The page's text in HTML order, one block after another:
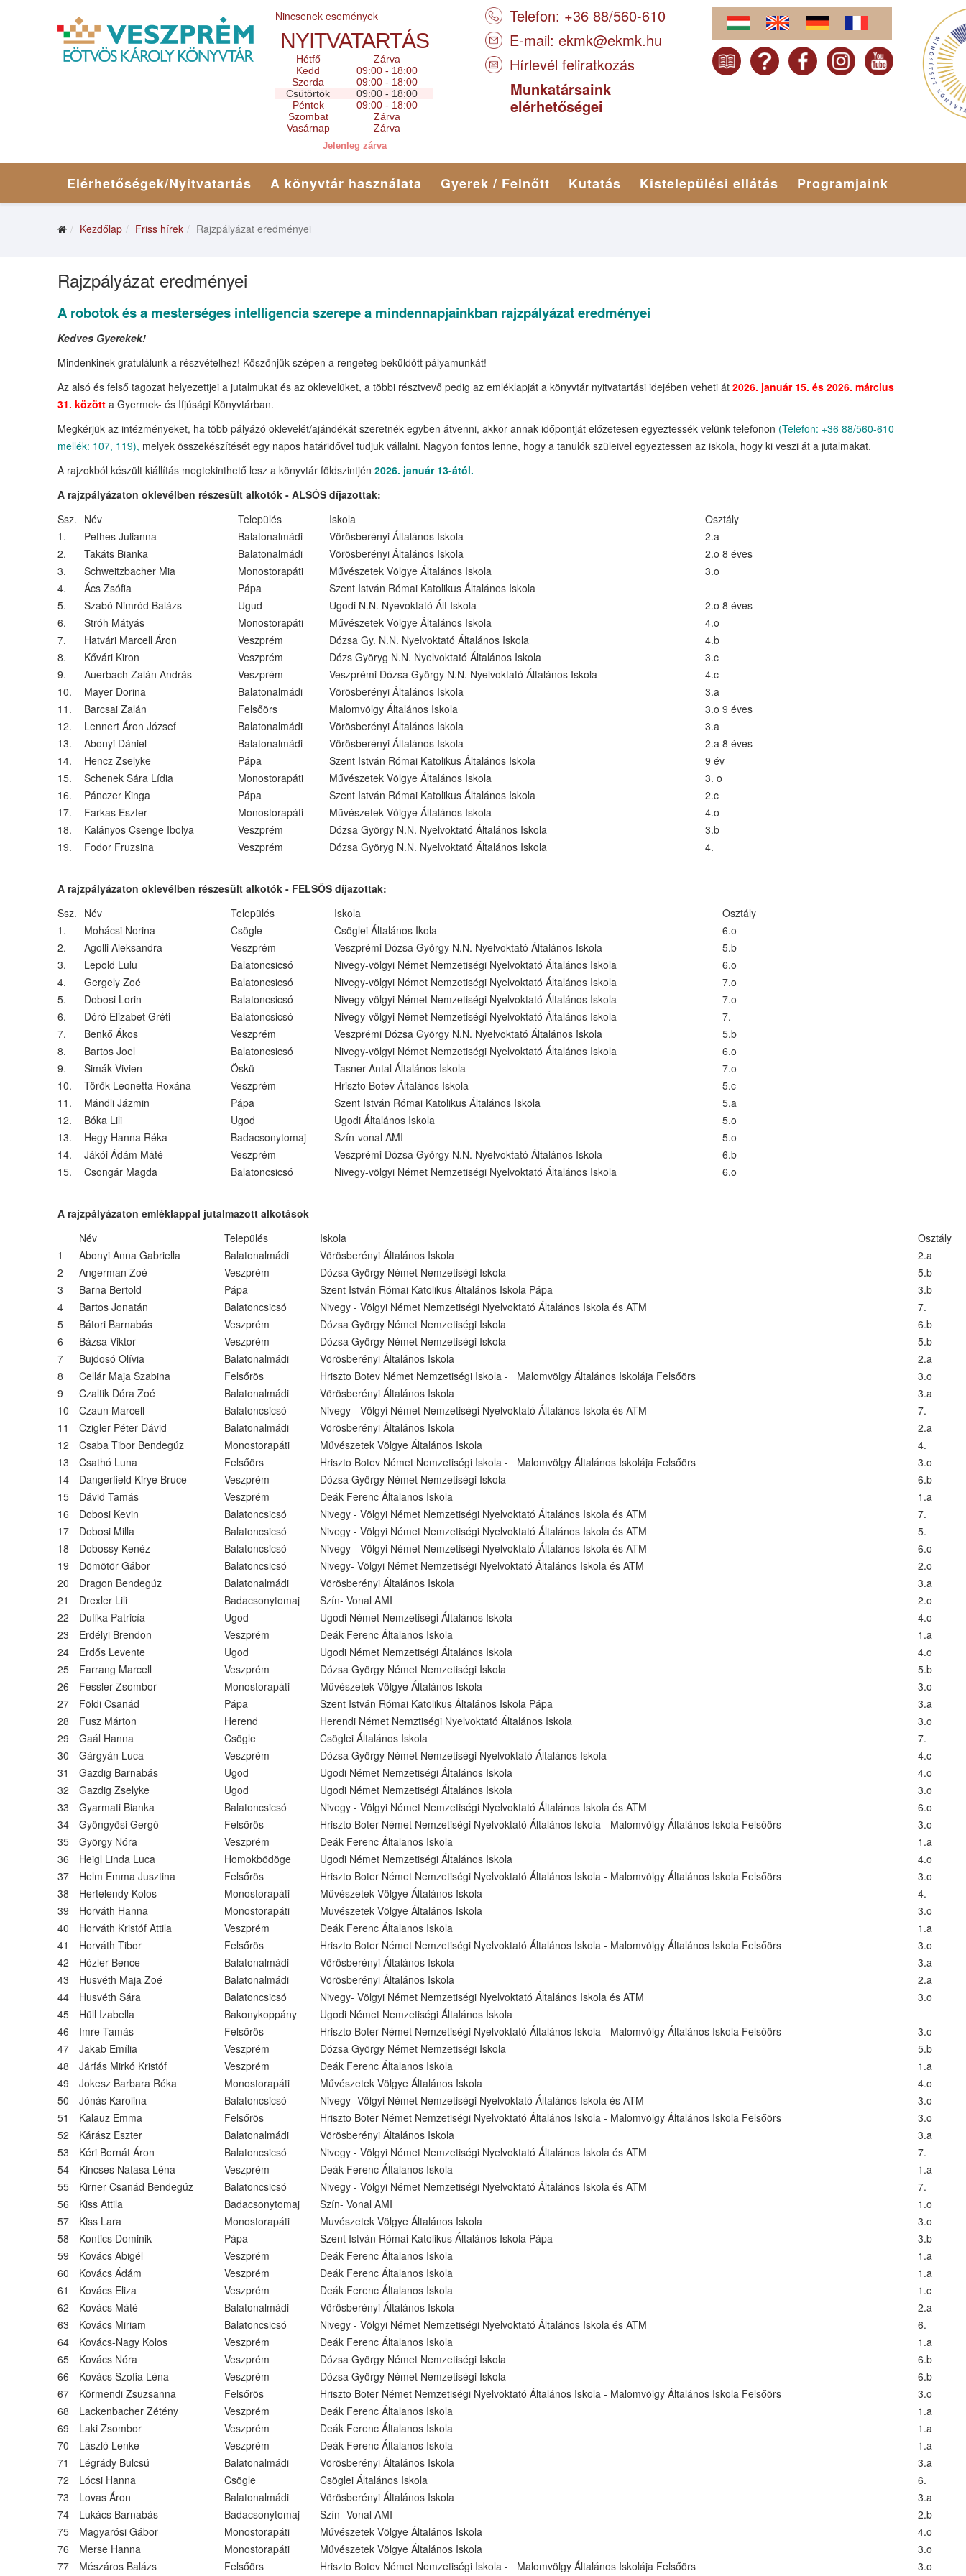
Nincsenek események
NYITVATARTÁS
Hétfő
Zárva
Kedd
09:00 - 18:00
Szerda
09:00 - 18:00
Csütörtök
09:00 - 18:00
Péntek
09:00 - 18:00
Szombat
Zárva
Vasárnap
Zárva
Jelenleg zárva
Telefon: +36 88/560-610
E-mail: ekmk@ekmk.hu
Hírlevél feliratkozás
Munkatársaink
elérhetőségei
Elérhetőségek/Nyitvatartás A könyvtár használata Gyerek / Felnőtt Kutatás Kistelepülési ellátás Programjaink
Kezdőlap Friss hírek Rajzpályázat eredményei
Rajzpályázat eredményei
A robotok és a mesterséges intelligencia szerepe a mindennapjainkban rajzpályázat eredményei
Kedves Gyerekek!
Mindenkinek gratulálunk a részvételhez! Köszönjük szépen a rengeteg beküldött pályamunkát!
Az alsó és felső tagozat helyezettjei a jutalmukat és az oklevelüket, a többi résztvevő pedig az emléklapját a könyvtár nyitvatartási idejében veheti át 2026. január 15. és 2026. március
31. közötta Gyermek- és Ifjúsági Könyvtárban.
Megkérjük az intézményeket, ha több pályázó oklevelét/ajándékát szeretnék egyben átvenni, akkor annak időpontját előzetesen egyeztessék velünk telefonon (Telefon: +36 88/560-610
mellék: 107, 119), melyek összekészítését egy napos határidővel tudjuk vállalni. Nagyon fontos lenne, hogy a tanulók szüleivel egyeztessen az iskola, hogy ki veszi át a jutalmakat.
A rajzokból készült kiállítás megtekinthető lesz a könyvtár földszintjén 2026. január 13-ától.
A rajzpályázaton oklevélben részesült alkotók - ALSÓS díjazottak:
Ssz. Név Település Iskola
Osztály
1.
Pethes Julianna Balatonalmádi Vörösberényi Általános Iskola
2.a
2.
Takáts Bianka Balatonalmádi Vörösberényi Általános Iskola
2.o 8 éves
3.
Schweitzbacher Mia Monostorapáti Művészetek Völgye Általános Iskola
3.o
4.
Ács Zsófia Pápa
Szent István Római Katolikus Általános Iskola
5.
Szabó Nimród Balázs Ugud Ugodi N.N. Nyevoktató Ált Iskola
2.o 8 éves
6.
Stróh Mátyás Monostorapáti Művészetek Völgye Általános Iskola
4.o
7.
Hatvári Marcell Áron Veszprém Dózsa Gy. N.N. Nyelvoktató Általános Iskola
4.b
8.
Kővári Kiron Veszprém Dózs Györyg N.N. Nyelvoktató Általános Iskola
3.c
9.
Auerbach Zalán András Veszprém Veszprémi Dózsa György N.N. Nyelvoktató Általános Iskola
4.c
10.
Mayer Dorina Balatonalmádi Vörösberényi Általános Iskola
3.a
11.
Barcsai Zalán Felsőörs Malomvölgy Általános Iskola
3.o 9 éves
12.
Lennert Áron József Balatonalmádi Vörösberényi Általános Iskola
3.a
13.
Abonyi Dániel Balatonalmádi Vörösberényi Általános Iskola
2.a 8 éves
14.
Hencz Zselyke Pápa Szent István Római Katolikus Általános Iskola
9 év
15.
Schenek Sára Lídia Monostorapáti Művészetek Völgye Általános Iskola
3. o
16.
Pánczer Kinga Pápa Szent István Római Katolikus Általános Iskola
2.c
17.
Farkas Eszter Monostorapáti Művészetek Völgye Általános Iskola
4.o
18.
Kalányos Csenge Ibolya Veszprém Dózsa György N.N. Nyelvoktató Általános Iskola
3.b
19.
Fodor Fruzsina Veszprém Dózsa Györyg N.N. Nyelvoktató Általános Iskola 4.
A rajzpályázaton oklevélben részesült alkotók - FELSŐS díjazottak:
Ssz. Név Település Iskola
Osztály
1.
Mohácsi Norina Csögle Csöglei Általános Ikola
6.o
2.
Agolli Aleksandra Veszprém Veszprémi Dózsa György N.N. Nyelvoktató Általános Iskola
5.b
3.
Lepold Lulu Balatoncsicsó Nivegy-völgyi Német Nemzetiségi Nyelvoktató Általános Iskola
6.o
4.
Gergely Zoé Balatoncsicsó Nivegy-völgyi Német Nemzetiségi Nyelvoktató Általános Iskola
7.o
5.
Dobosi Lorin Balatoncsicsó Nivegy-völgyi Német Nemzetiségi Nyelvoktató Általános Iskola
7.o
6.
Dóró Elizabet Gréti Balatoncsicsó Nivegy-völgyi Német Nemzetiségi Nyelvoktató Általános Iskola
7.
7.
Benkő Ákos Veszprém Veszprémi Dózsa György N.N. Nyelvoktató Általános Iskola
5.b
8.
Bartos Joel Balatoncsicsó Nivegy-völgyi Német Nemzetiségi Nyelvoktató Általános Iskola
6.o
9.
Simák Vivien Öskü Tasner Antal Általános Iskola
7.o
10.
Török Leonetta Roxána Veszprém Hriszto Botev Általános Iskola
5.c
11.
Mándli Jázmin Pápa Szent István Római Katolikus Általános Iskola
5.a
12.
Bóka Lili Ugod Ugodi Általános Iskola
5.o
13.
Hegy Hanna Réka Badacsonytomaj Szín-vonal AMI
5.o
14.
Jákói Ádám Máté Veszprém Veszprémi Dózsa György N.N. Nyelvoktató Általános Iskola
6.b
15.
Csongár Magda Balatoncsicsó Nivegy-völgyi Német Nemzetiségi Nyelvoktató Általános Iskola 6.o
A rajzpályázaton emléklappal jutalmazott alkotások
Név
Település Iskola
Osztály
1
Abonyi Anna Gabriella Balatonalmádi Vörösberényi Általános Iskola
2.a
2
Angerman Zoé Veszprém Dózsa György Német Nemzetiségi Iskola
5.b
3
Barna Bertold Pápa Szent István Római Katolikus Általános Iskola Pápa
3.b
4
Bartos Jonatán Balatoncsicsó Nivegy - Völgyi Német Nemzetiségi Nyelvoktató Általános Iskola és ATM
7.
5
Bátori Barnabás Veszprém Dózsa György Német Nemzetiségi Iskola
6.b
6
Bázsa Viktor Veszprém Dózsa György Német Nemzetiségi Iskola
5.b
7
Bujdosó Olívia Balatonalmádi Vörösberényi Általános Iskola
2.a
8
Cellár Maja Szabina Felsőrös Hriszto Botev Német Nemzetiségi Iskola - Malomvölgy Általános Iskolája Felsőörs
3.o
9
Czaltik Dóra Zoé Balatonalmádi Vörösberényi Általános Iskola
3.a
10
Czaun Marcell Balatoncsicsó Nivegy - Völgyi Német Nemzetiségi Nyelvoktató Általános Iskola és ATM
7.
11
Czigler Péter Dávid Balatonalmádi Vörösberényi Általános Iskola
2.a
12
Csaba Tibor Bendegúz Monostorapáti Művészetek Völgye Általános Iskola
4.
13
Csathó Luna Felsőörs Hriszto Botev Német Nemzetiségi Iskola - Malomvölgy Általános Iskolája Felsőörs
3.o
14
Dangerfield Kirye Bruce Veszprém Dózsa György Német Nemzetiségi Iskola
6.b
15
Dávid Tamás Veszprém Deák Ferenc Általanos Iskola
1.a
16
Dobosi Kevin Balatoncsicsó Nivegy - Völgyi Német Nemzetiségi Nyelvoktató Általános Iskola és ATM
7.
17
Dobosi Milla Balatoncsicsó Nivegy - Völgyi Német Nemzetiségi Nyelvoktató Általános Iskola és ATM
5.
18
Dobossy Kenéz Balatoncsicsó Nivegy - Völgyi Német Nemzetiségi Nyelvoktató Általános Iskola és ATM
6.o
19
Dömötör Gábor Balatoncsicsó Nivegy- Völgyi Német Nemzetiségi Nyelvoktató Általános Iskola és ATM
2.o
20
Dragon Bendegúz Balatonalmádi Vörösberényi Általános Iskola
3.a
21
Drexler Lili Badacsonytomaj Szín- Vonal AMI
2.o
22
Duffka Patricía Ugod Ugodi Német Nemzetiségi Általános Iskola
4.o
23
Erdélyi Brendon Veszprém Deák Ferenc Általanos Iskola
1.a
24
Erdős Levente Ugod Ugodi Német Nemzetiségi Általános Iskola
4.o
25
Farrang Marcell Veszprém Dózsa György Német Nemzetiségi Iskola
5.b
26
Fessler Zsombor Monostorapáti Művészetek Völgye Általános Iskola
3.o
27
Földi Csanád Pápa Szent István Római Katolikus Általános Iskola Pápa
3.a
28
Fusz Márton Herend Herendi Német Nemztiségi Nyelvoktató Általános Iskola
3.o
29
Gaál Hanna Csögle Csöglei Általános Iskola
7.
30
Gárgyán Luca Veszprém Dózsa György Német Nemzetiségi Nyelvoktató Általános Iskola
4.c
31
Gazdig Barnabás Ugod Ugodi Német Nemzetiségi Általános Iskola
4.o
32
Gazdig Zselyke Ugod Ugodi Német Nemzetiségi Általános Iskola
3.o
33
Gyarmati Bianka Balatoncsicsó Nivegy - Völgyi Német Nemzetiségi Nyelvoktató Általános Iskola és ATM
6.o
34
Gyöngyösi Gergő Felsőrös Hriszto Boter Német Nemzetiségi Nyelvoktató Általános Iskola - Malomvölgy Általános Iskola Felsőörs
3.o
35
György Nóra Veszprém Deák Ferenc Általanos Iskola
1.a
36
Heigl Linda Luca Homokbödöge Ugodi Német Nemzetiségi Általános Iskola
4.o
37
Helm Emma Jusztina Felsőrös Hriszto Boter Német Nemzetiségi Nyelvoktató Általános Iskola - Malomvölgy Általános Iskola Felsőörs
3.o
38
Hertelendy Kolos Monostorapáti Művészetek Völgye Általános Iskola
4.
39
Horváth Hanna Monostorapáti Muvészetek Völgye Általános Iskola
3.o
40
Horváth Kristóf Attila Veszprém Deák Ferenc Általanos Iskola
1.a
41
Horváth Tibor Felsőrös Hriszto Boter Német Nemzetiségi Nyelvoktató Általános Iskola - Malomvölgy Általános Iskola Felsőörs
3.o
42
Hózler Bence Balatonalmádi Vörösberényi Általános Iskola
3.a
43
Husvéth Maja Zoé Balatonalmádi Vörösberényi Általános Iskola
2.a
44
Husvéth Sára Balatoncsicsó Nivegy- Völgyi Német Nemzetiségi Nyelvoktató Általános Iskola és ATM
3.o
45
Hüll Izabella Bakonykoppány
Ugodi Német Nemzetiségi Általános Iskola
46
Imre Tamás Felsőrös Hriszto Boter Német Nemzetiségi Nyelvoktató Általános Iskola - Malomvölgy Általános Iskola Felsőörs
3.o
47
Jakab Emília Veszprém Dózsa György Német Nemzetiségi Iskola
5.b
48
Járfás Mirkó Kristóf Veszprém Deák Ferenc Általanos Iskola
1.a
49
Jokesz Barbara Réka Monostorapáti Művészetek Völgye Általános Iskola
4.o
50
Jónás Karolina Balatoncsicsó Nivegy- Völgyi Német Nemzetiségi Nyelvoktató Általános Iskola és ATM
3.o
51
Kalauz Emma Felsőrös Hriszto Boter Német Nemzetiségi Nyelvoktató Általános Iskola - Malomvölgy Általános Iskola Felsőörs
3.o
52
Kárász Eszter Balatonalmádi Vörösberényi Általános Iskola
3.a
53
Kéri Bernát Áron Balatoncsicsó Nivegy - Völgyi Német Nemzetiségi Nyelvoktató Általános Iskola és ATM
7.
54
Kincses Natasa Léna Veszprém Deák Ferenc Általanos Iskola
1.a
55
Kirner Csanád Bendegúz Balatoncsicsó Nivegy - Völgyi Német Nemzetiségi Nyelvoktató Általános Iskola és ATM
7.
56
Kiss Attila Badacsonytomaj Szín- Vonal AMI
1.o
57
Kiss Lara Monostorapáti Muvészetek Völgye Általános Iskola
3.o
58
Kontics Dominik Pápa Szent István Római Katolikus Általános Iskola Pápa
3.b
59
Kovács Abigél Veszprém Deák Ferenc Általanos Iskola
1.a
60
Kovács Ádám Veszprém Deák Ferenc Általanos Iskola
1.a
61
Kovács Eliza Veszprém Deák Ferenc Általanos Iskola
1.c
62
Kovács Máté Balatonalmádi Vörösberényi Általános Iskola
2.a
63
Kovács Miriam Balatoncsicsó Nivegy - Völgyi Német Nemzetiségi Nyelvoktató Általános Iskola és ATM
6.
64
Kovács-Nagy Kolos Veszprém Deák Ferenc Általanos Iskola
1.a
65
Kovács Nóra Veszprém Dózsa György Német Nemzetiségi Iskola
6.b
66
Kovács Szofia Léna Veszprém Dózsa György Német Nemzetiségi Iskola
6.b
67
Körmendi Zsuzsanna Felsőrös Hriszto Boter Német Nemzetiségi Nyelvoktató Általános Iskola - Malomvölgy Általános Iskola Felsőörs
3.o
68
Lackenbacher Zétény Veszprém Deák Ferenc Általanos Iskola
1.a
69
Laki Zsombor Veszprém Deák Ferenc Általanos Iskola
1.a
70
László Lenke Veszprém Deák Ferenc Általanos Iskola
1.a
71
Légrády Bulcsú Balatonalmádi Vörösberényi Általános Iskola
3.a
72
Lócsi Hanna Csögle Csöglei Általános Iskola
6.
73
Lovas Áron Balatonalmádi Vörösberényi Általános Iskola
3.a
74
Lukács Barnabás Badacsonytomaj Szín- Vonal AMI
2.b
75
Magyarósi Gábor Monostorapáti Művészetek Völgye Általános Iskola
4.o
76
Merse Hanna Monostorapáti Művészetek Völgye Általános Iskola
3.o
77
Mészáros Balázs Felsőörs Hriszto Botev Német Nemzetiségi Iskola - Malomvölgy Általános Iskolája Felsőörs 3.o